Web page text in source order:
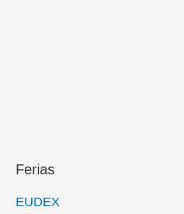
Ferias
EUDEX